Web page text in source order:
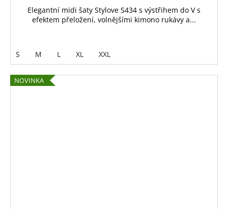
Elegantní midi šaty Stylove S434 s výstřihem do V s
efektem přeložení, volnějšími kimono rukávy a...
S M L XL XXL
NOVINKA